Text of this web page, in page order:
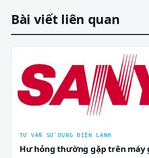
Bài viết liên quan
TƯ VẤN SỬ DỤNG ĐIỆN LẠNH
Hư hỏng thường gặp trên máy